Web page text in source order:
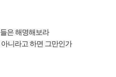
은 해명해보라
니라고 하면 그만인가